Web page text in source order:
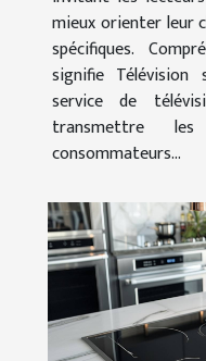
mieux orienter leur
spécifiques.
signifie
service de
transmettre
consommateurs...